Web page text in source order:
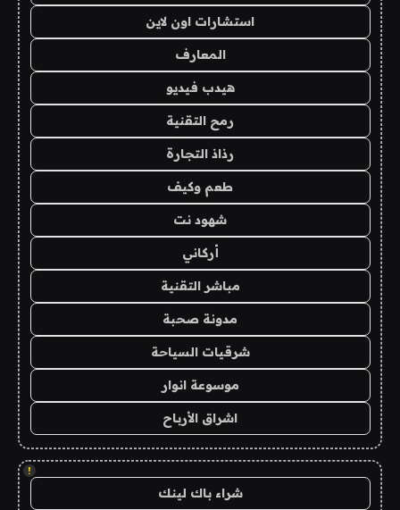
استشارات اون لاين
المعارف
هيدب فيديو
رمح التقنية
رذاذ التجارة
طعم وكيف
شهود نت
أركاني
مباشر التقنية
مدونة صحبة
شرقيات السياحة
موسوعة انوار
اشراق الأرباح
!
شراء باك لينك